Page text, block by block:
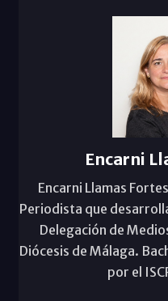
Encarni
Encarni Llamas
Periodista que
Delegación de
Diócesis de Málaga.
por el